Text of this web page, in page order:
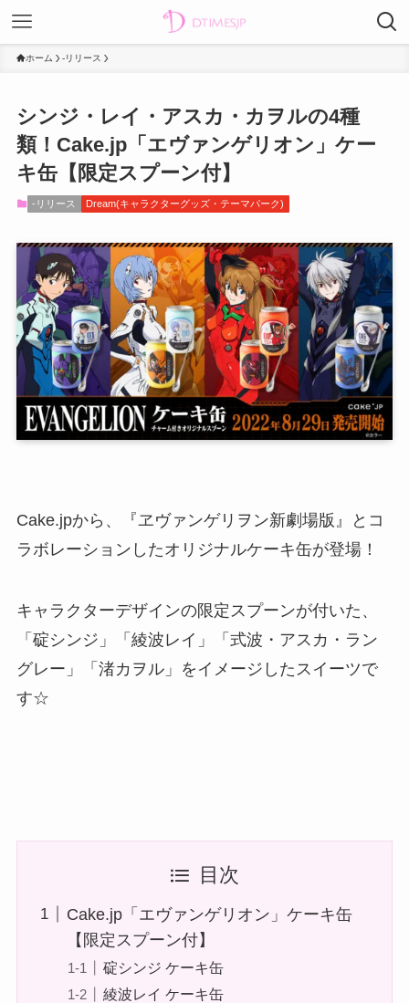
ホーム -リリース
シンジ・レイ・アスカ・カヲルの4種
類！Cake.jp「エヴァンゲリオン」ケー
キ缶【限定スプーン付】
-リリース Dream(キャラクターグッズ・テーマパーク)
Cake.jpから、『ヱヴァンゲリヲン新劇場版』とコ
ラボレーションしたオリジナルケーキ缶が登場！
キャラクターデザインの限定スプーンが付いた、
「碇シンジ」「綾波レイ」「式波・アスカ・ラン
グレー」「渚カヲル」をイメージしたスイーツで
す☆
目次
Cake.jp「エヴァンゲリオン」ケーキ缶
【限定スプーン付】
碇シンジ ケーキ缶
綾波レイ ケーキ缶